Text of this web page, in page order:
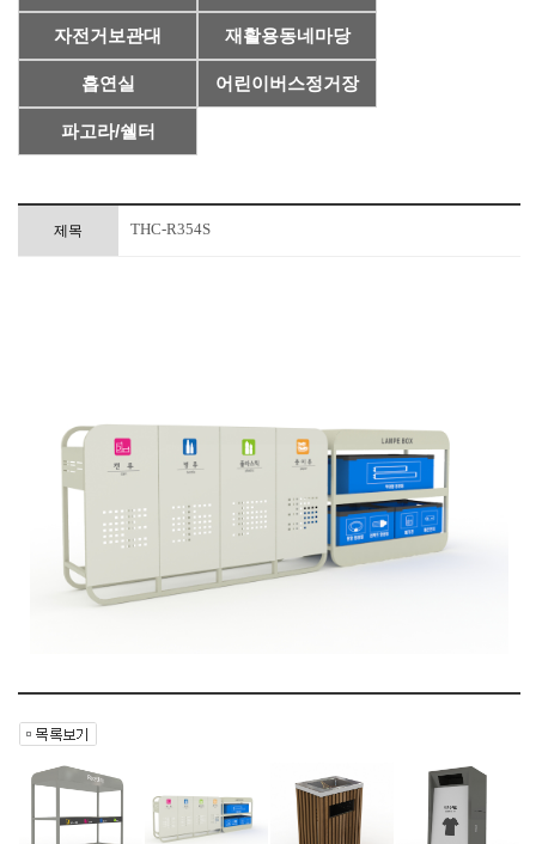
자전거보관대 재활용동네마당
흡연실 어린이버스정거장
파고라/쉘터
제목 THC-R354S